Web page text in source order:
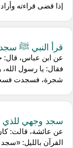
إذا قضى قراءته
قرأ النبي ﷺ
عن ابن عباس، قال:
فقال: يا رسول الله،
شجرة، فسجدت
سجد وجهي للذي
عن عائشة، قالت:
القرآن بالليل: